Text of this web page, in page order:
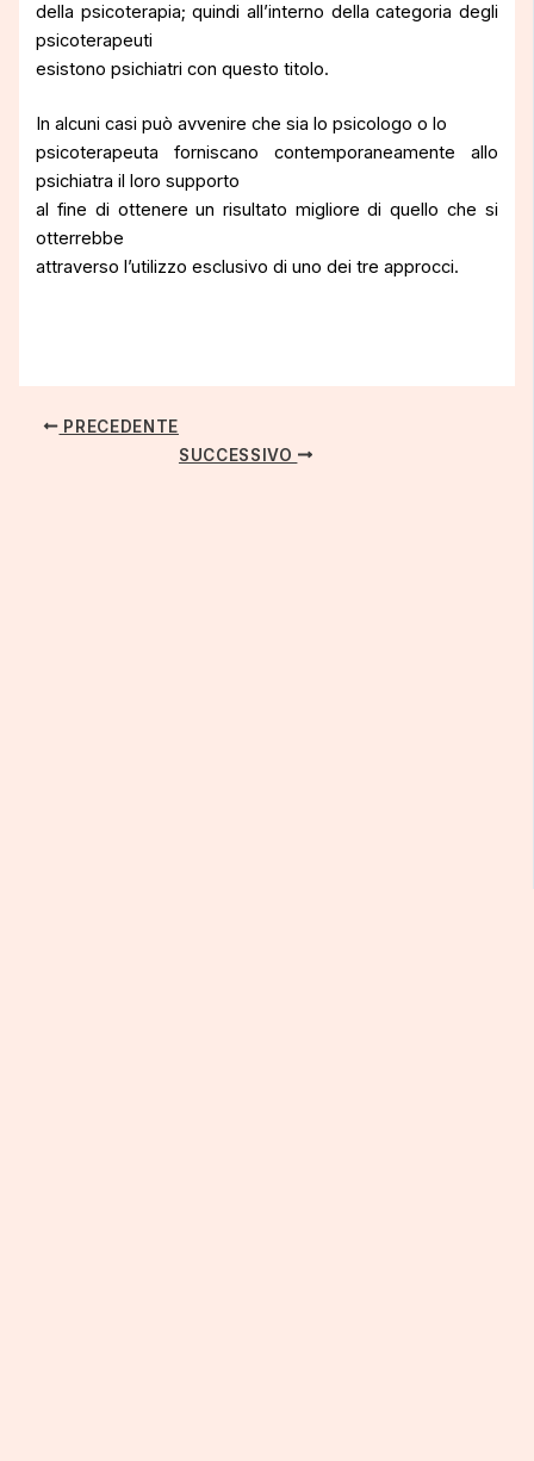
della psicoterapia; quindi all’interno della categoria degli
psicoterapeuti
esistono psichiatri con questo titolo.
In alcuni casi può avvenire che sia lo psicologo o lo
psicoterapeuta forniscano contemporaneamente allo
psichiatra il loro supporto
al fine di ottenere un risultato migliore di quello che si
otterrebbe
attraverso l’utilizzo esclusivo di uno dei tre approcci.
PRECEDENTE
SUCCESSIVO